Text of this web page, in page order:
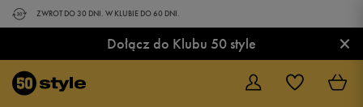
ZWROT DO 30 DNI. W KLUBIE DO 60 DNI.
Dołącz do Klubu 50 style ×